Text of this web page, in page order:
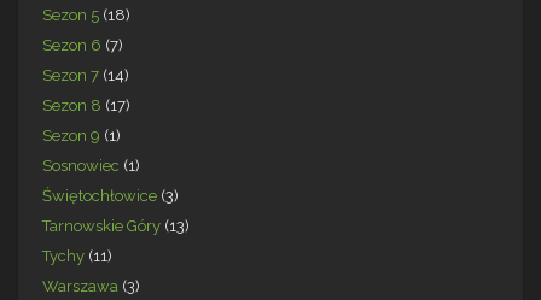
Sezon 5 (18)
Sezon 6 (7)
Sezon 7 (14)
Sezon 8 (17)
Sezon 9 (1)
Sosnowiec (1)
Świętochłowice (3)
Tarnowskie Góry (13)
Tychy (11)
Warszawa (3)